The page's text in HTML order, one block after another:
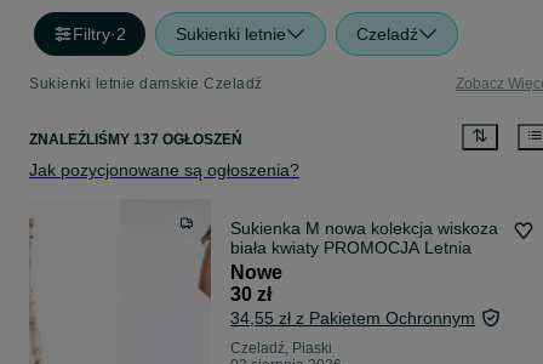
Filtry·2 Sukienki letnie Czeladź
Sukienki letnie damskie Czeladź Zobacz
ZNALEŹLIŚMY 137 OGŁOSZEŃ
Jak pozycjonowane są ogłoszenia?
Sukienka M nowa kolekcja wiskoza
biała kwiaty PROMOCJA Letnia
Nowe
30 zł
34,55 zł z Pakietem Ochronnym
Czeladź, Piaski